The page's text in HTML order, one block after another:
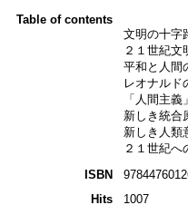
Table of contents
文明の十字
２１世紀文
平和と人間
レオナルド
「人間主
新しき統合
新しき人類
２１世紀へ
ISBN
Hits
1007